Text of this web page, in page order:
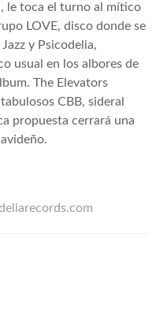
le toca el turno al mítico
LOVE, disco donde se
y Psicodelia,
usual en los albores de
The Elevators
CBB, sideral
propuesta cerrará una